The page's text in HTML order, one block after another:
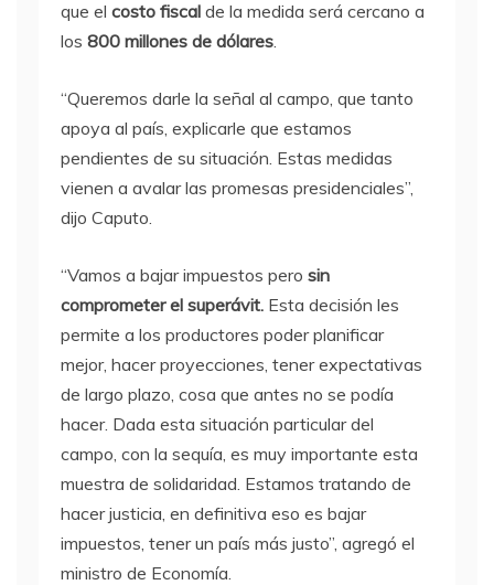
que el costo fiscal de la medida será cercano a
los 800 millones de dólares.
“Queremos darle la señal al campo, que tanto
apoya al país, explicarle que estamos
pendientes de su situación. Estas medidas
vienen a avalar las promesas presidenciales”,
dijo Caputo.
“Vamos a bajar impuestos pero sin
comprometer el superávit. Esta decisión les
permite a los productores poder planificar
mejor, hacer proyecciones, tener expectativas
de largo plazo, cosa que antes no se podía
hacer. Dada esta situación particular del
campo, con la sequía, es muy importante esta
muestra de solidaridad. Estamos tratando de
hacer justicia, en definitiva eso es bajar
impuestos, tener un país más justo”, agregó el
ministro de Economía.